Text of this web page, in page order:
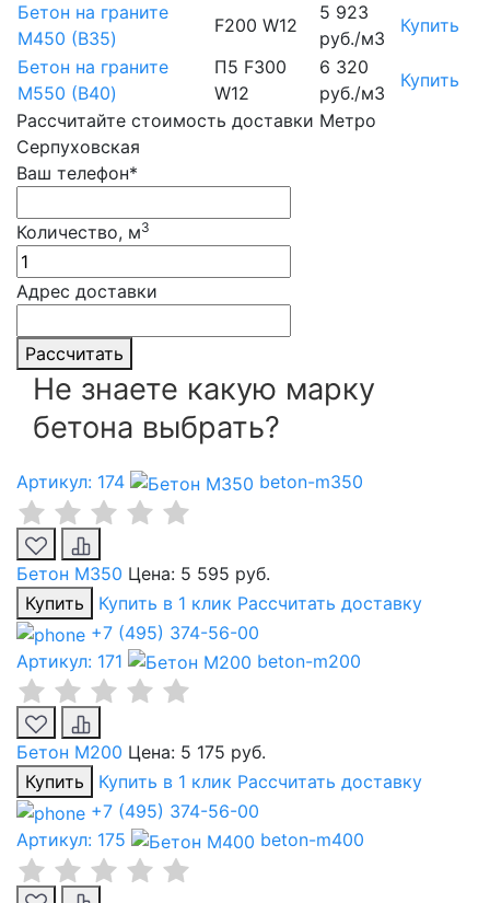
Бетон на граните
М450 (B35)
F200 W12
5 923
руб./м3
Купить
Бетон на граните
М550 (B40)
П5 F300
W12
6 320
руб./м3
Купить
Рассчитайте стоимость доставки Метро
Серпуховская
Ваш телефон*
Количество, м3
Адрес доставки
Рассчитать
Не знаете какую марку
бетона выбрать?
Артикул: 174 beton-m350
Бетон М350 Цена: 5 595 руб.
Купить
Купить в 1 клик Рассчитать доставку
+7 (495) 374-56-00
Артикул: 171
beton-m200
Бетон М200 Цена: 5 175 руб.
Купить
Купить в 1 клик Рассчитать доставку
+7 (495) 374-56-00
Артикул: 175
beton-m400